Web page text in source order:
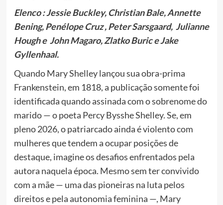
Elenco :Jessie Buckley, Christian Bale,Annette
Bening,Penélope Cruz ,Peter Sarsgaard, Julianne
Hough e John Magaro, Zlatko Buric e Jake
Gyllenhaal.
Quando Mary Shelley lançou sua obra-prima
Frankenstein, em 1818, a publicação somente foi
identificada quando assinada com o sobrenome do
marido — o poeta Percy Bysshe Shelley. Se, em
pleno 2026, o patriarcado ainda é violento com
mulheres que tendem a ocupar posições de
destaque, imagine os desafios enfrentados pela
autora naquela época. Mesmo sem ter convivido
com a mãe — uma das pioneiras na luta pelos
direitos e pela autonomia feminina —, Mary